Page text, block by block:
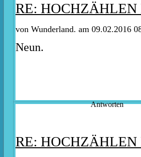
RE:
von Wunderland. am 09.02.2016
Neun.
Antworten
RE: